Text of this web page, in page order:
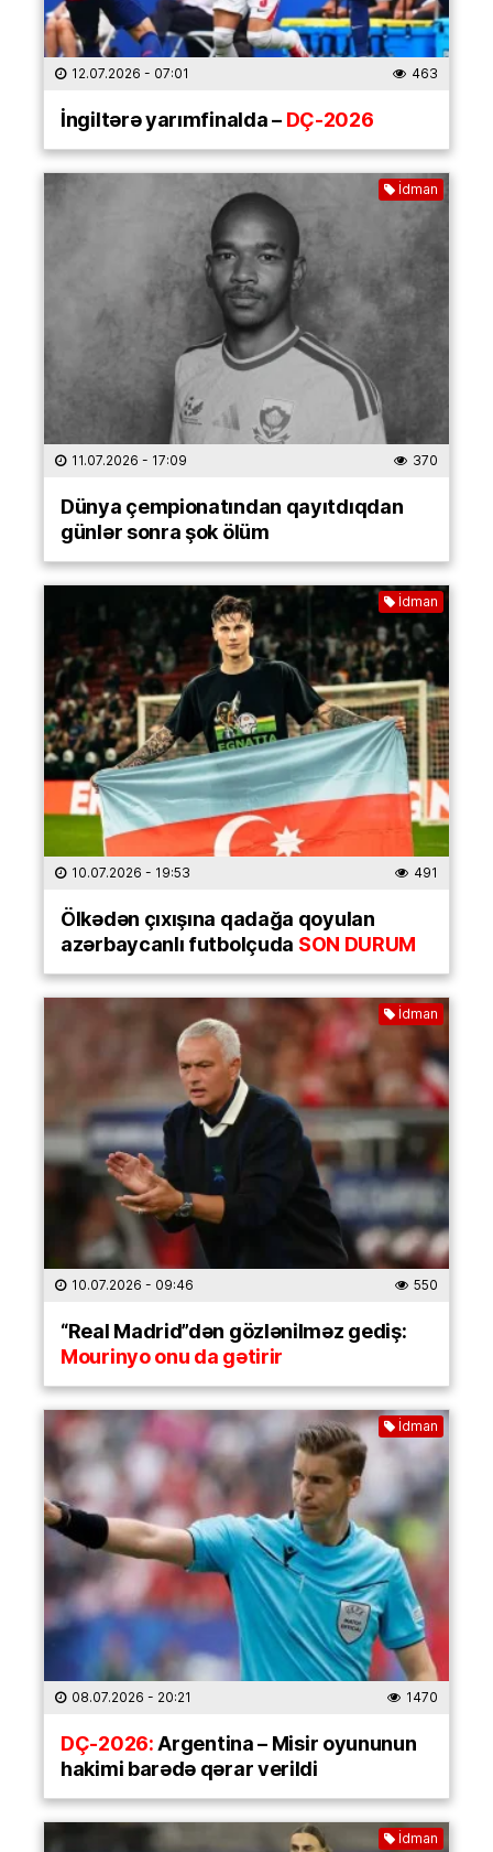
12.07.2026 - 07:01 463
İngiltərə yarımfinalda –DÇ-2026
İdman
11.07.2026 - 17:09 370
Dünya çempionatından qayıtdıqdan
günlər sonra şok ölüm
İdman
10.07.2026 - 19:53 491
Ölkədən çıxışına qadağa qoyulan
azərbaycanlı futbolçuda SON DURUM
İdman
10.07.2026 - 09:46 550
“Real Madrid”dən gözlənilməz gediş:
Mourinyo onu da gətirir
İdman
08.07.2026 - 20:21 1470
DÇ-2026:Argentina – Misir oyununun
hakimi barədə qərar verildi
İdman